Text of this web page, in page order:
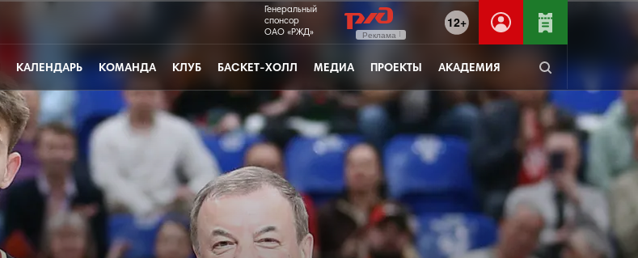
12+
Генеральный
спонсор
ОАО «РЖД»
Реклама
КАЛЕНДАРЬ КОМАНДА КЛУБ БАСКЕТ-ХОЛЛ МЕДИА ПРОЕКТЫ АКАДЕМИЯ